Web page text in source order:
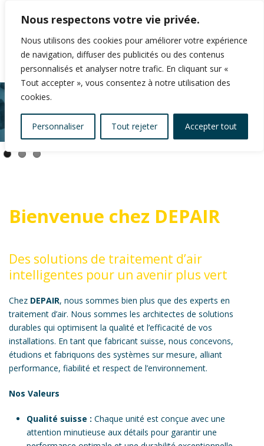
Nous respectons votre vie privée.
Nous utilisons des cookies pour améliorer votre expérience
de navigation, diffuser des publicités ou des contenus
personnalisés et analyser notre trafic. En cliquant sur «
Tout accepter », vous consentez à notre utilisation des
cookies.
Personnaliser Tout rejeter Accepter tout
Bienvenue chez DEPAIR
Des solutions de traitement d’air
intelligentes pour un avenir plus vert
Chez DEPAIR, nous sommes bien plus que des experts en
traitement d’air. Nous sommes les architectes de solutions
durables qui optimisent la qualité et l’efficacité de vos
installations. En tant que fabricant suisse, nous concevons,
étudions et fabriquons des systèmes sur mesure, alliant
performance, fiabilité et respect de l’environnement.
Nos Valeurs
Qualité suisse : Chaque unité est conçue avec une
attention minutieuse aux détails pour garantir une